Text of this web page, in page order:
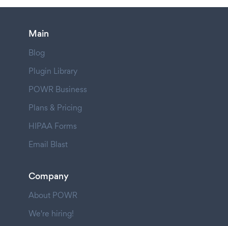
Main
Blog
Plugin Library
POWR Business
Plans & Pricing
HIPAA Forms
Email Blast
Company
About POWR
We're hiring!